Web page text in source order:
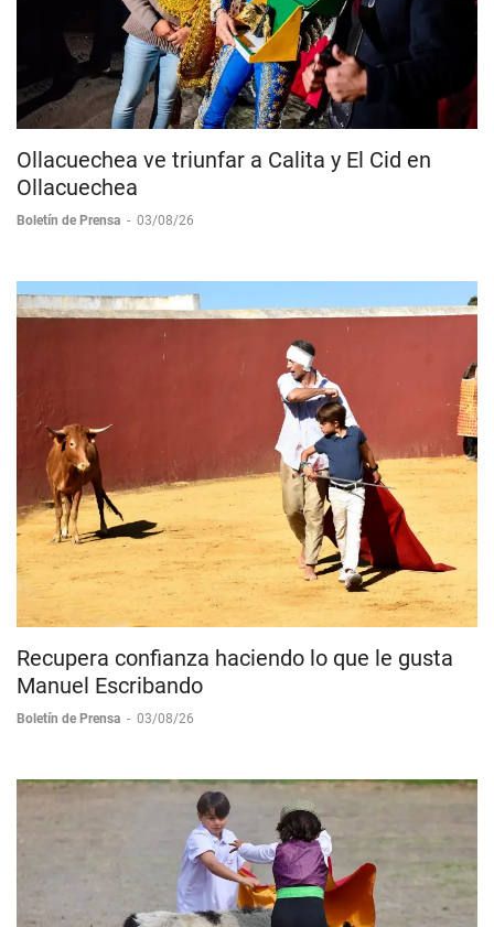
Ollacuechea ve triunfar a Calita y El Cid en
Ollacuechea
Boletín de Prensa - 03/08/26
Recupera confianza haciendo lo que le gusta
Manuel Escribando
Boletín de Prensa - 03/08/26